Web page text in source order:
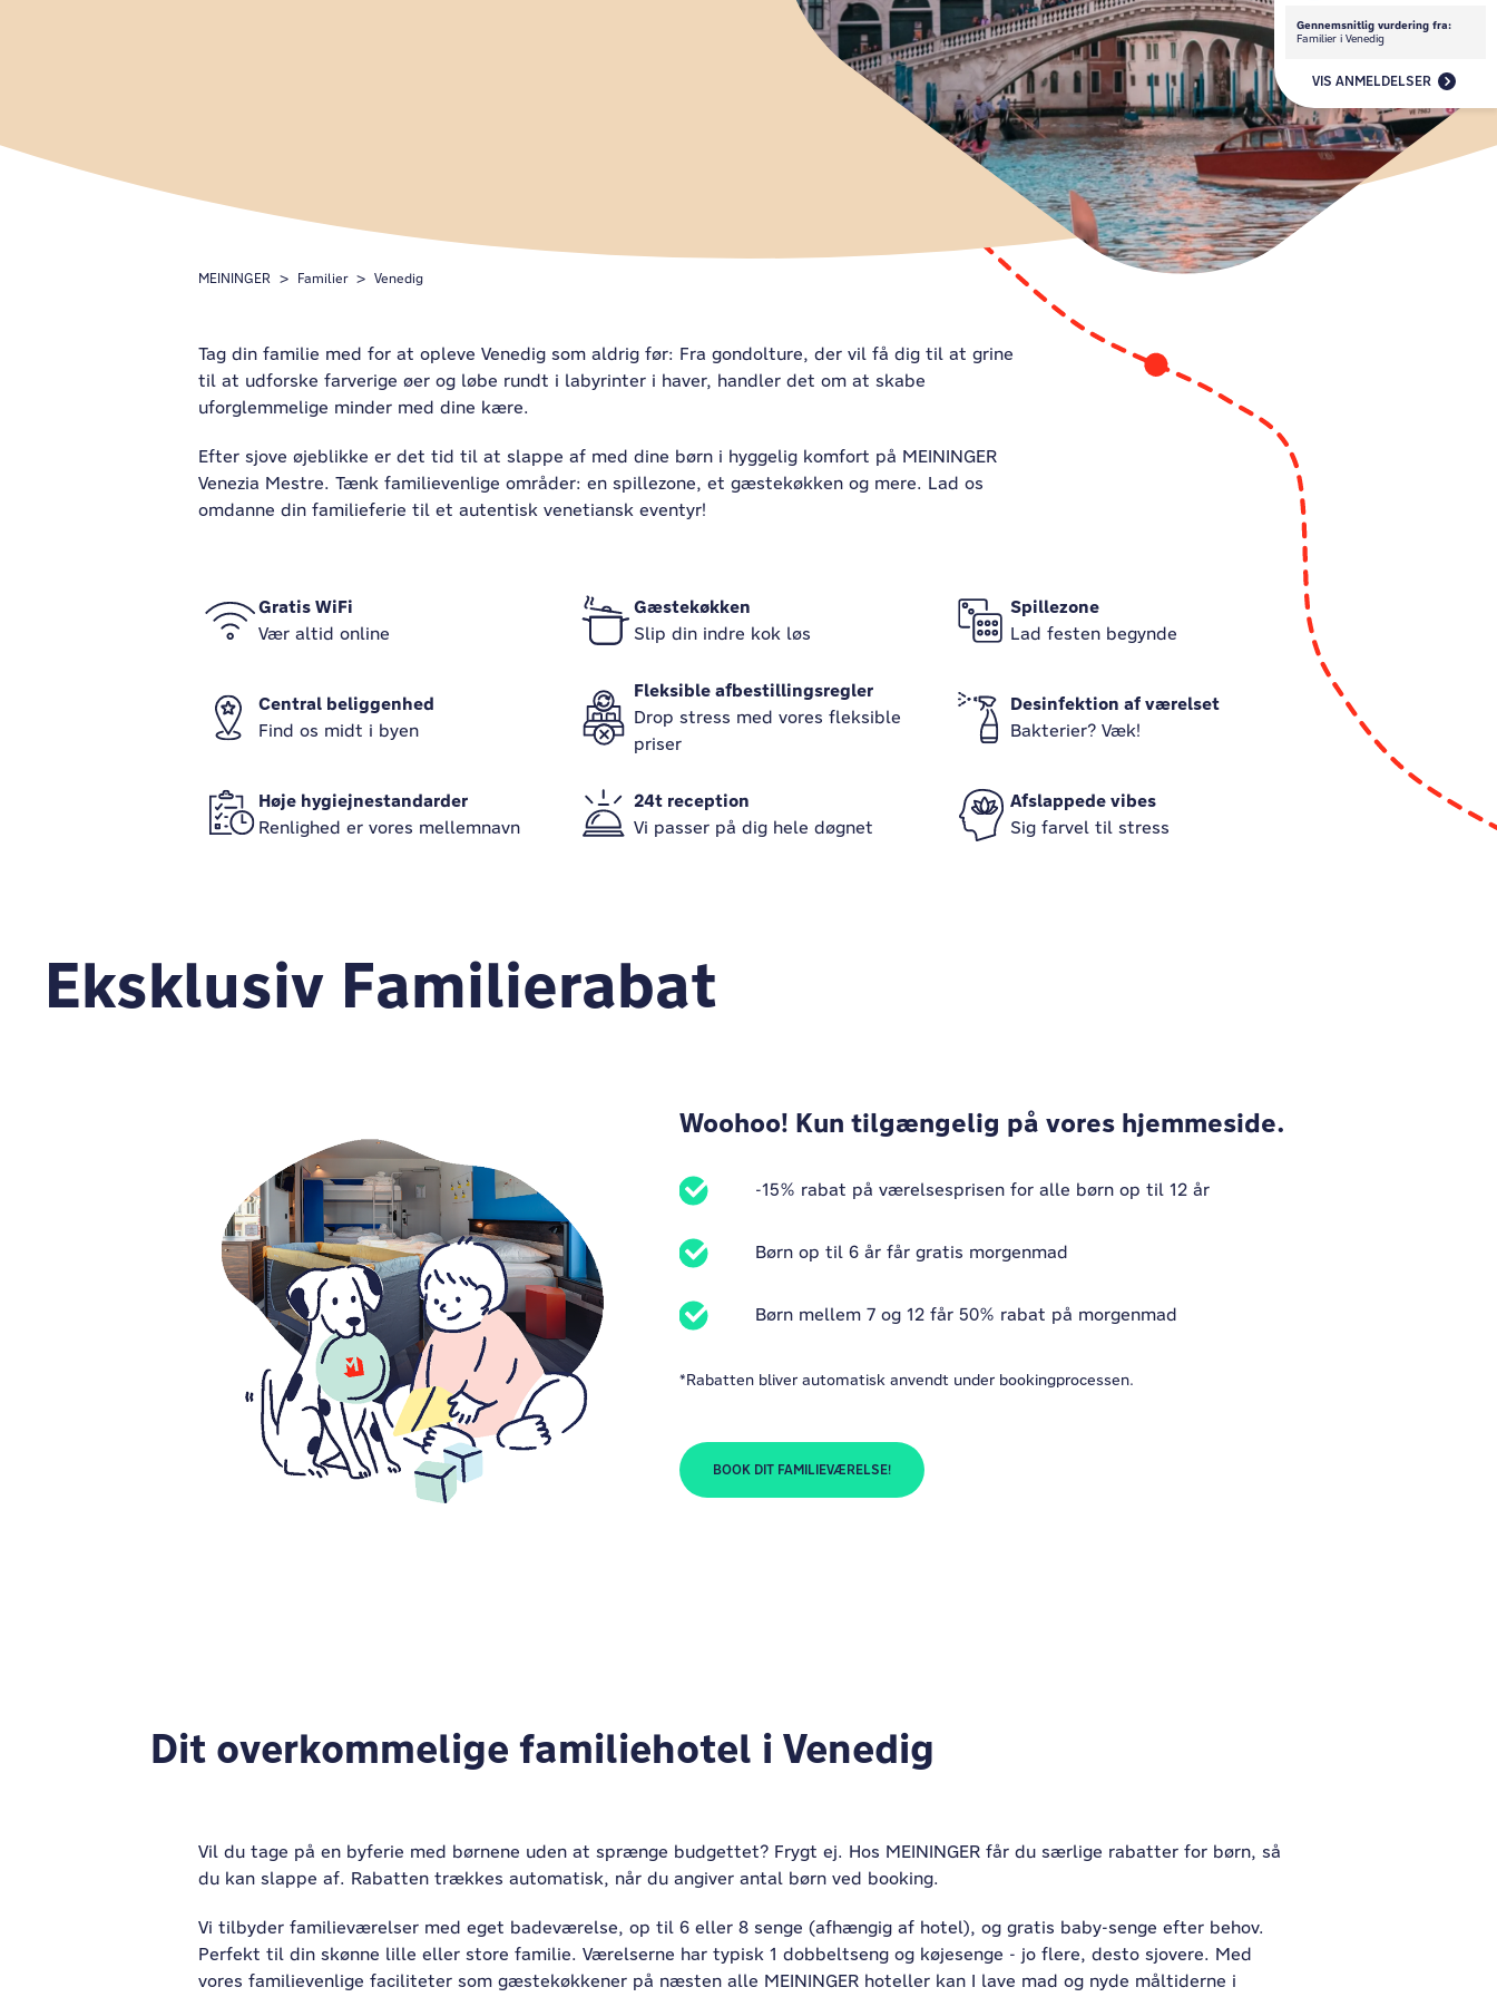
Gennemsnitlig vurdering fra:
Familier i Venedig
VIS ANMELDELSER
MEININGER Familier Venedig
Tag din familie med for at opleve Venedig som aldrig før: Fra gondolture, der vil få dig til at grine
til at udforske farverige øer og løbe rundt i labyrinter i haver, handler det om at skabe
uforglemmelige minder med dine kære.
Efter sjove øjeblikke er det tid til at slappe af med dine børn i hyggelig komfort på MEININGER
Venezia Mestre. Tænk familievenlige områder: en spillezone, et gæstekøkken og mere. Lad os
omdanne din familieferie til et autentisk venetiansk eventyr!
Gratis WiFi
Vær altid online
Gæstekøkken
Slip din indre kok løs
Spillezone
Lad festen begynde
Central beliggenhed
Find os midt i byen
Fleksible afbestillingsregler
Drop stress med vores fleksible
priser
Desinfektion af værelset
Bakterier? Væk!
Høje hygiejnestandarder
Renlighed er vores mellemnavn
24t reception
Vi passer på dig hele døgnet
Afslappede vibes
Sig farvel til stress
Eksklusiv Familierabat
Woohoo! Kun tilgængelig på vores hjemmeside.
-15% rabat på værelsesprisen for alle børn op til 12 år
Børn op til 6 år får gratis morgenmad
Børn mellem 7 og 12 får 50% rabat på morgenmad
*Rabatten bliver automatisk anvendt under bookingprocessen.
BOOK DIT FAMILIEVÆRELSE!
Dit overkommelige familiehotel i Venedig
Vil du tage på en byferie med børnene uden at sprænge budgettet? Frygt ej. Hos MEININGER får du særlige rabatter for børn, så
du kan slappe af. Rabatten trækkes automatisk, når du angiver antal børn ved booking.
Vi tilbyder familieværelser med eget badeværelse, op til 6 eller 8 senge (afhængig af hotel), og gratis baby-senge efter behov.
Perfekt til din skønne lille eller store familie. Værelserne har typisk 1 dobbeltseng og køjesenge - jo flere, desto sjovere. Med
vores familievenlige faciliteter som gæstekøkkener på næsten alle MEININGER hoteller kan I lave mad og nyde måltiderne i